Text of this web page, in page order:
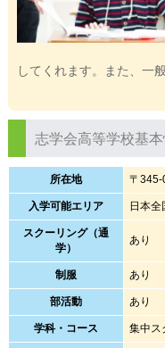
してくれます。また、一
志学会高等学校基本
所在地 〒345-
入学可能エリア 日本全
スクーリング（通
学）
あり
制服 あり
部活動 あり
学科・コース 集中ス